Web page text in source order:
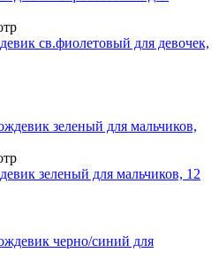
св.фиолетовый для девочек,
зеленый для мальчиков, 12